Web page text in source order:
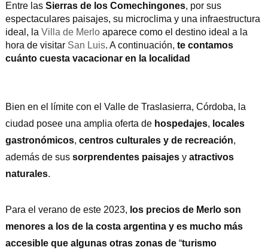
Entre las Sierras de los Comechingones, por sus
espectaculares paisajes, su microclima y una infraestructura
ideal, la Villa de Merloaparece como el destino ideal a la
hora de visitar San Luis. A continuación, te contamos
cuánto cuesta vacacionar en la localidad
Bien en el límite con el Valle de Traslasierra, Córdoba, la
ciudad posee una amplia oferta de hospedajes, locales
gastronómicos, centros culturales y de recreación,
además de sussorprendentes paisajes yatractivos
naturales.
Para el verano de este 2023, los precios de Merlo son
menores a los de la costa argentina y es mucho más
accesible que algunas otras zonas de“turismo